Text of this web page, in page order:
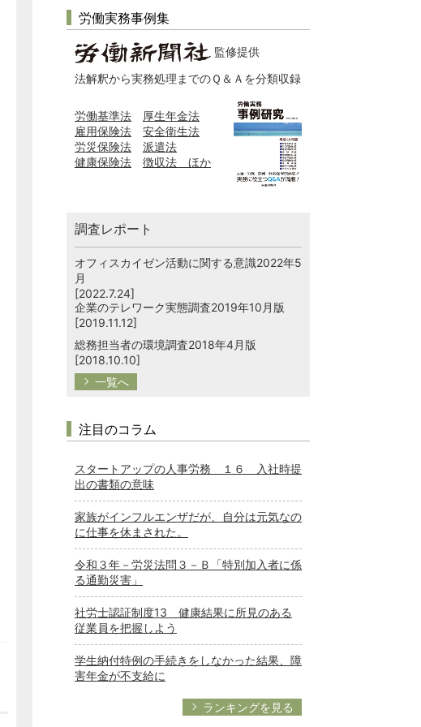
労働実務事例集
監修提供
法解釈から実務処理までのＱ＆Ａを分類収録
労働基準法
厚生年金法
雇用保険法
安全衛生法
労災保険法
派遣法
健康保険法
徴収法 ほか
調査レポート
オフィスカイゼン活動に関する意識2022年5
月
[2022.7.24]
企業のテレワーク実態調査2019年10月版
[2019.11.12]
総務担当者の環境調査2018年4月版
[2018.10.10]
一覧へ
注目のコラム
スタートアップの人事労務 １６ 入社時提
出の書類の意味
家族がインフルエンザだが、自分は元気なの
に仕事を休まされた。
令和３年－労災法問３－Ｂ「特別加入者に係
る通勤災害」
社労士認証制度13 健康結果に所見のある
従業員を把握しよう
学生納付特例の手続きをしなかった結果、障
害年金が不支給に
ランキングを見る